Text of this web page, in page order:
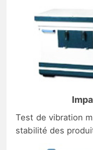
Test de vibration
stabilité des